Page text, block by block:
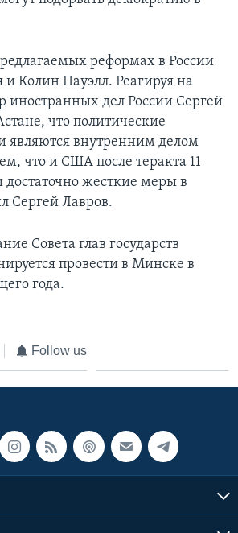
реформах в России
и Колин Пауэлл. Реагируя на
иностранных дел России Сергей
что политические
являются внутренним делом
что и США после теракта 11
достаточно жесткие меры в
Сергей Лавров.
Совета глав государств
провести в Минске в
года.
Follow us